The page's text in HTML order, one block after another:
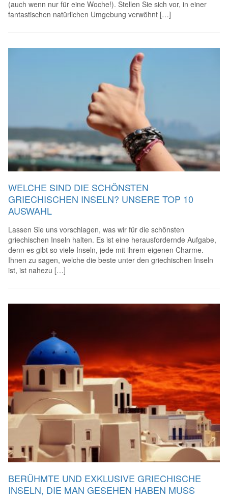
(auch wenn nur für eine Woche!). Stellen Sie sich vor, in einer
fantastischen natürlichen Umgebung verwöhnt […]
WELCHE SIND DIE SCHÖNSTEN
GRIECHISCHEN INSELN? UNSERE TOP 10
AUSWAHL
Lassen Sie uns vorschlagen, was wir für die schönsten
griechischen Inseln halten. Es ist eine herausfordernde Aufgabe,
denn es gibt so viele Inseln, jede mit ihrem eigenen Charme.
Ihnen zu sagen, welche die beste unter den griechischen Inseln
ist, ist nahezu […]
BERÜHMTE UND EXKLUSIVE GRIECHISCHE
INSELN, DIE MAN GESEHEN HABEN MUSS